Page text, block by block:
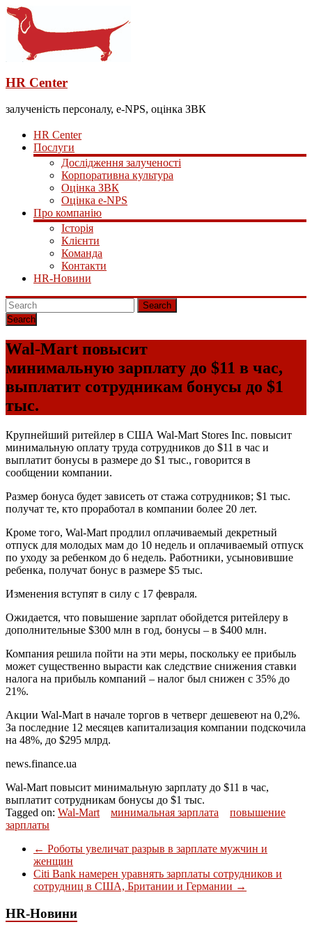
HR Center
залученість персоналу, e-NPS, оцінка ЗВК
HR Center
Послуги
Дослідження залученості
Корпоративна культура
Оцінка ЗВК
Оцінка e-NPS
Про компанію
Історія
Клієнти
Команда
Контакти
HR-Новини
Search
Wal-Mart повысит
минимальную зарплату до $11 в час,
выплатит сотрудникам бонусы до $1
тыс.
Крупнейший ритейлер в США Wal-Mart Stores Inc. повысит
минимальную оплату труда сотрудников до $11 в час и
выплатит бонусы в размере до $1 тыс., говорится в
сообщении компании.
Размер бонуса будет зависеть от стажа сотрудников; $1 тыс.
получат те, кто проработал в компании более 20 лет.
Кроме того, Wal-Mart продлил оплачиваемый декретный
отпуск для молодых мам до 10 недель и оплачиваемый отпуск
по уходу за ребенком до 6 недель. Работники, усыновившие
ребенка, получат бонус в размере $5 тыс.
Изменения вступят в силу с 17 февраля.
Ожидается, что повышение зарплат обойдется ритейлеру в
дополнительные $300 млн в год, бонусы – в $400 млн.
Компания решила пойти на эти меры, поскольку ее прибыль
может существенно вырасти как следствие снижения ставки
налога на прибыль компаний – налог был снижен с 35% до
21%.
Акции Wal-Mart в начале торгов в четверг дешевеют на 0,2%.
За последние 12 месяцев капитализация компании подскочила
на 48%, до $295 млрд.
news.finance.ua
Wal-Mart повысит минимальную зарплату до $11 в час,
выплатит сотрудникам бонусы до $1 тыс.
Tagged on: Wal-Mart минимальная зарплата
повышение
зарплаты
← Роботы увеличат разрыв в зарплате мужчин и
женщин
Citi Bank намерен уравнять зарплаты сотрудников и
сотрудниц в США, Британии и Германии →
HR-Новини